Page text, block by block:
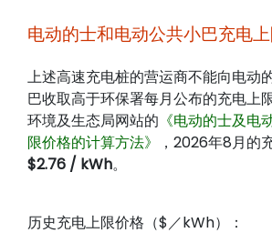
电动的士和电动公共小巴充电
上述高速充电桩的营运商不能向电动
巴收取高于环保署每月公布的充电上
环境及生态局网站的 《电动的士及电
限价格的计算方法》
，2026年8月的
$2.76 / kWh。
历史充电上限价格（$／kWh）：